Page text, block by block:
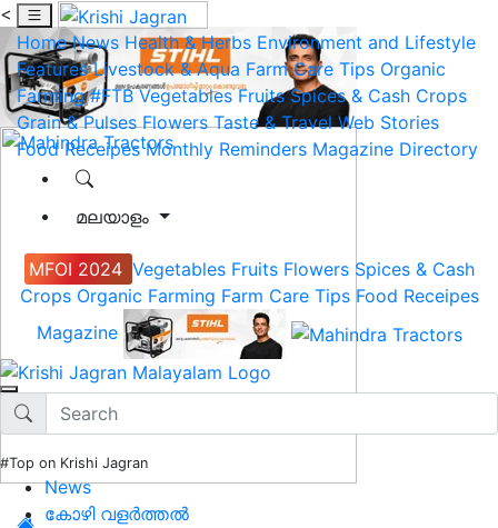
<
Home News Health & Herbs Environment and Lifestyle
Features Livestock & Aqua Farm Care Tips Organic
Farming #FTB Vegetables Fruits Spices & Cash Crops
Grain & Pulses Flowers Taste & Travel Web Stories
Food Receipes Monthly Reminders Magazine Directory
മലയാളം
MFOI 2024 Vegetables Fruits Flowers Spices & Cash
Crops Organic Farming Farm Care Tips Food Receipes
Magazine
#Top on Krishi Jagran
News
കോഴി വളർത്തൽ